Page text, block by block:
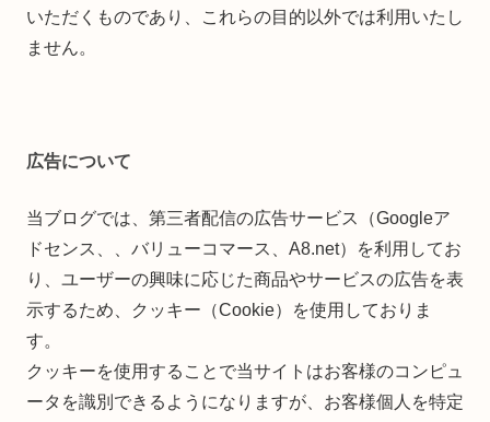
いただくものであり、これらの目的以外では利用いたし
ません。
広告について
当ブログでは、第三者配信の広告サービス（Googleア
ドセンス、、バリューコマース、A8.net）を利用してお
り、ユーザーの興味に応じた商品やサービスの広告を表
示するため、クッキー（Cookie）を使用しておりま
す。
クッキーを使用することで当サイトはお客様のコンピュ
ータを識別できるようになりますが、お客様個人を特定